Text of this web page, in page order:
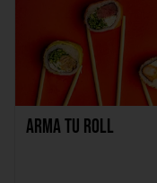
Arma Tu Roll